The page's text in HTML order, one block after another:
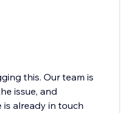
this. Our team is
issue, and
is already in touch